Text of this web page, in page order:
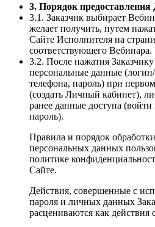
3. Порядок предоставления
3.1. Заказчик выбирает
желает получить, путем
Сайте Исполнителя на
соответствующего Вебинара.
3.2. После нажатия
персональные данные
телефона, пароль) при
(создать Личный кабинет),
ранее данные доступа
пароль).
Правила и порядок
персональных данных
политике
Сайте.
Действия, совершенные с
пароля и личных данных
расцениваются как действия